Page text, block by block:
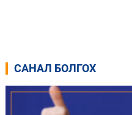
САНАЛ БОЛГОХ